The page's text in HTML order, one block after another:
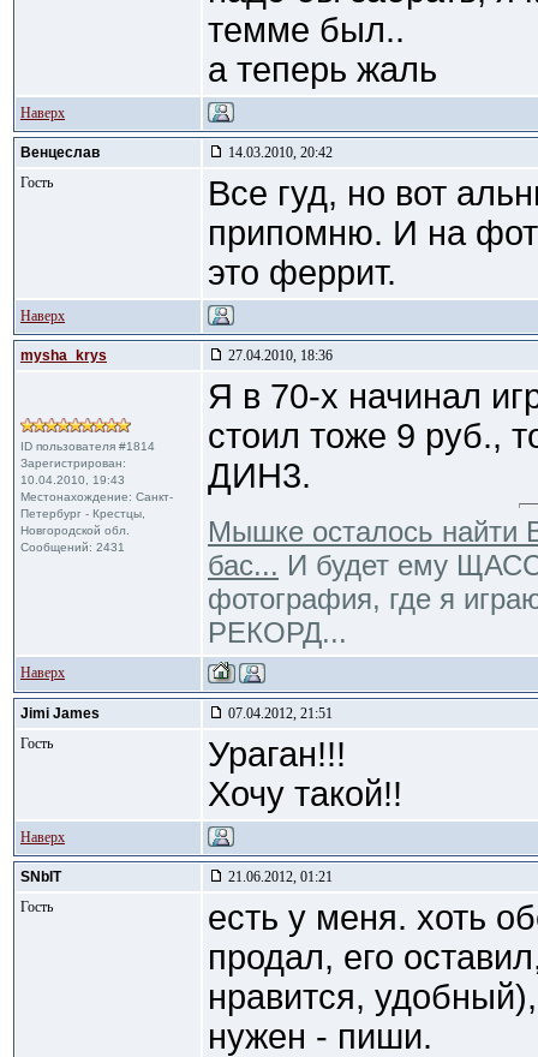
темме был..
а теперь жаль
Наверх
Венцеслав
14.03.2010, 20:42
Гость
Все гуд, но вот
припомню. И на
это феррит.
Наверх
mysha_krys 27.04.2010, 18:36
ID пользователя #1814
Зарегистрирован:
10.04.2010, 19:43
Местонахождение: Санкт-
Петербург - Крестцы,
Новгородской обл.
Сообщений: 2431
Я в 70-х начинал
стоил тоже 9 руб.,
ДИН3.
Мышке осталось найти
бас... И будет ему
фотография, где я
РЕКОРД...
Наверх
Jimi James
07.04.2012, 21:51
Гость
Ураган!!!
Хочу такой!!
Наверх
SNbIT
21.06.2012, 01:21
Гость
есть у меня. хоть
продал, его
нравится,
нужен - пиши.